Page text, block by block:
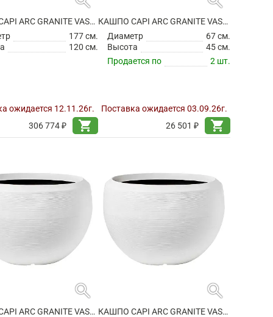
КАШПО CAPI ARC GRANITE VASE BALL WARM TAUPE
177 см.
120 см.
ожидается 12.11.26г.
306 774 ₽
shopping_cart
КАШПО CAPI ARC GRANITE VASE BALL WHITE
Диаметр
67 см.
Высота
45 см.
Продается по
2 шт.
Поставка ожидается 03.09.26г.
26 501 ₽
shopping_cart
search
КАШПО CAPI ARC GRANITE VASE BALL WHITE
search
КАШПО CAPI ARC GRANITE VASE BALL WHITE